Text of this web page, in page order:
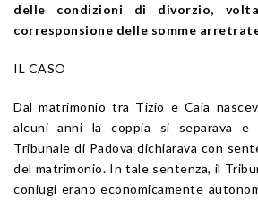
delle condizioni di divorzio,
corresponsione delle somme
IL CASO
Dal matrimonio tra Tizio e Caia
alcuni anni la coppia si separava e
Tribunale di Padova dichiarava con
del matrimonio. In tale sentenza, il
coniugi erano economicamente